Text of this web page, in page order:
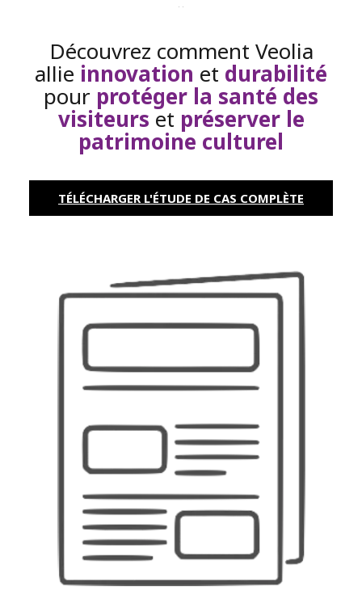
Découvrez comment Veolia
allie innovation et durabilité
pour protéger la santé des
visiteurset préserver le
patrimoine culturel
TÉLÉCHARGER L'ÉTUDE DE CAS COMPLÈTE